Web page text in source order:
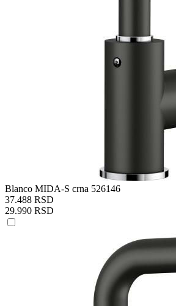
Blanco MIDA-S crna 526146
37.488 RSD
29.990 RSD